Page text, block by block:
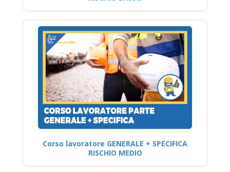
Corso lavoratore GENERALE + SPECIFICA
RISCHIO MEDIO